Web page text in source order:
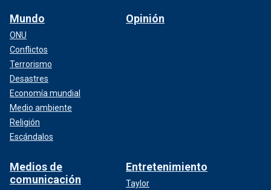
Mundo
ONU
Conflictos
Terrorismo
Desastres
Economía mundial
Medio ambiente
Religión
Escándalos
Opinión
Medios de
comunicación
Entretenimiento
Taylor